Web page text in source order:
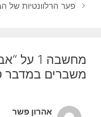
פער הרלוונטיות של
מחשבה
משברים במדבר
אהרון פשר